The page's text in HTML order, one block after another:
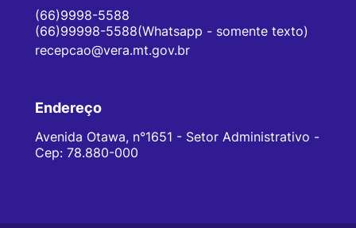
(66)9998-5588
(66)99998-5588(Whatsapp - somente texto)
recepcao@vera.mt.gov.br
Endereço
Avenida Otawa, n°1651 - Setor Administrativo -
Cep: 78.880-000